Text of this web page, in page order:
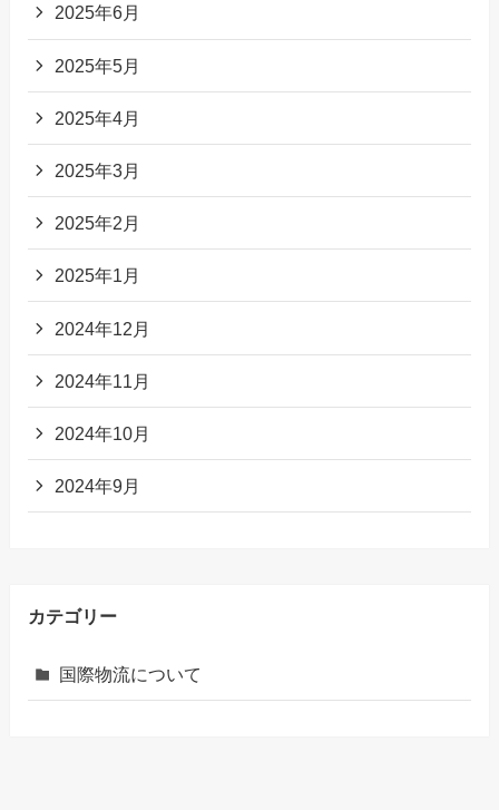
2025年6月
2025年5月
2025年4月
2025年3月
2025年2月
2025年1月
2024年12月
2024年11月
2024年10月
2024年9月
カテゴリー
国際物流について